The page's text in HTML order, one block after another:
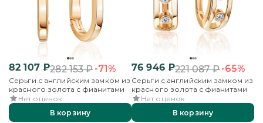
82 107₽282 153₽-71%
Серьги с английским замком из
красного золота с фианитами
Нет оценок
В корзину
76 946₽221 087₽-65%
Серьги с английским замком из
красного золота с фианитами
Нет оценок
В корзину